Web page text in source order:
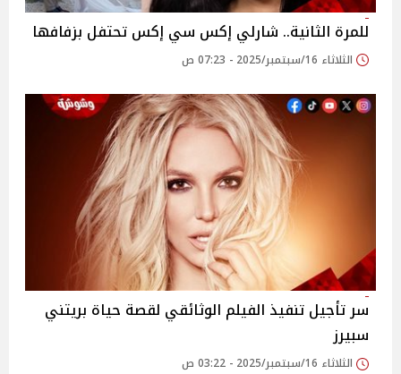
للمرة الثانية.. شارلي إكس سي إكس تحتفل بزفافها
الثلاثاء 16/سبتمبر/2025 - 07:23 ص
سر تأجيل تنفيذ الفيلم الوثائقي لقصة حياة بريتني
سبيرز
الثلاثاء 16/سبتمبر/2025 - 03:22 ص